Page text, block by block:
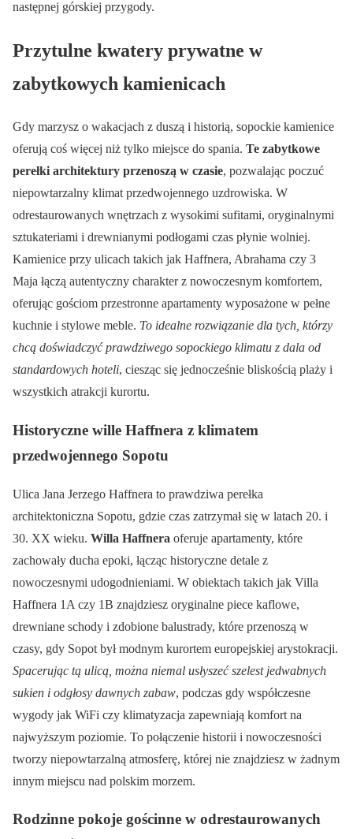
następnej górskiej przygody.
Przytulne kwatery prywatne w
zabytkowych kamienicach
Gdy marzysz o wakacjach z duszą i historią, sopockie kamienice
oferują coś więcej niż tylko miejsce do spania. Te zabytkowe
perełki architektury przenoszą w czasie, pozwalając poczuć
niepowtarzalny klimat przedwojennego uzdrowiska. W
odrestaurowanych wnętrzach z wysokimi sufitami, oryginalnymi
sztukateriami i drewnianymi podłogami czas płynie wolniej.
Kamienice przy ulicach takich jak Haffnera, Abrahama czy 3
Maja łączą autentyczny charakter z nowoczesnym komfortem,
oferując gościom przestronne apartamenty wyposażone w pełne
kuchnie i stylowe meble. To idealne rozwiązanie dla tych, którzy
chcą doświadczyć prawdziwego sopockiego klimatu z dala od
standardowych hoteli, ciesząc się jednocześnie bliskością plaży i
wszystkich atrakcji kurortu.
Historyczne wille Haffnera z klimatem
przedwojennego Sopotu
Ulica Jana Jerzego Haffnera to prawdziwa perełka
architektoniczna Sopotu, gdzie czas zatrzymał się w latach 20. i
30. XX wieku. Willa Haffnera oferuje apartamenty, które
zachowały ducha epoki, łącząc historyczne detale z
nowoczesnymi udogodnieniami. W obiektach takich jak Villa
Haffnera 1A czy 1B znajdziesz oryginalne piece kaflowe,
drewniane schody i zdobione balustrady, które przenoszą w
czasy, gdy Sopot był modnym kurortem europejskiej arystokracji.
Spacerując tą ulicą, można niemal usłyszeć szelest jedwabnych
sukien i odgłosy dawnych zabaw, podczas gdy współczesne
wygody jak WiFi czy klimatyzacja zapewniają komfort na
najwyższym poziomie. To połączenie historii i nowoczesności
tworzy niepowtarzalną atmosferę, której nie znajdziesz w żadnym
innym miejscu nad polskim morzem.
Rodzinne pokoje gościnne w odrestaurowanych